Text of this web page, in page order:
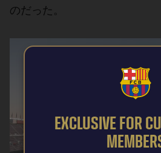
のだった。
FCB
EXCLUSIVE FOR